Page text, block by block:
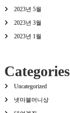
2023년 5월
2023년 3월
2023년 1월
Categories
Uncategorized
넷마블머니상